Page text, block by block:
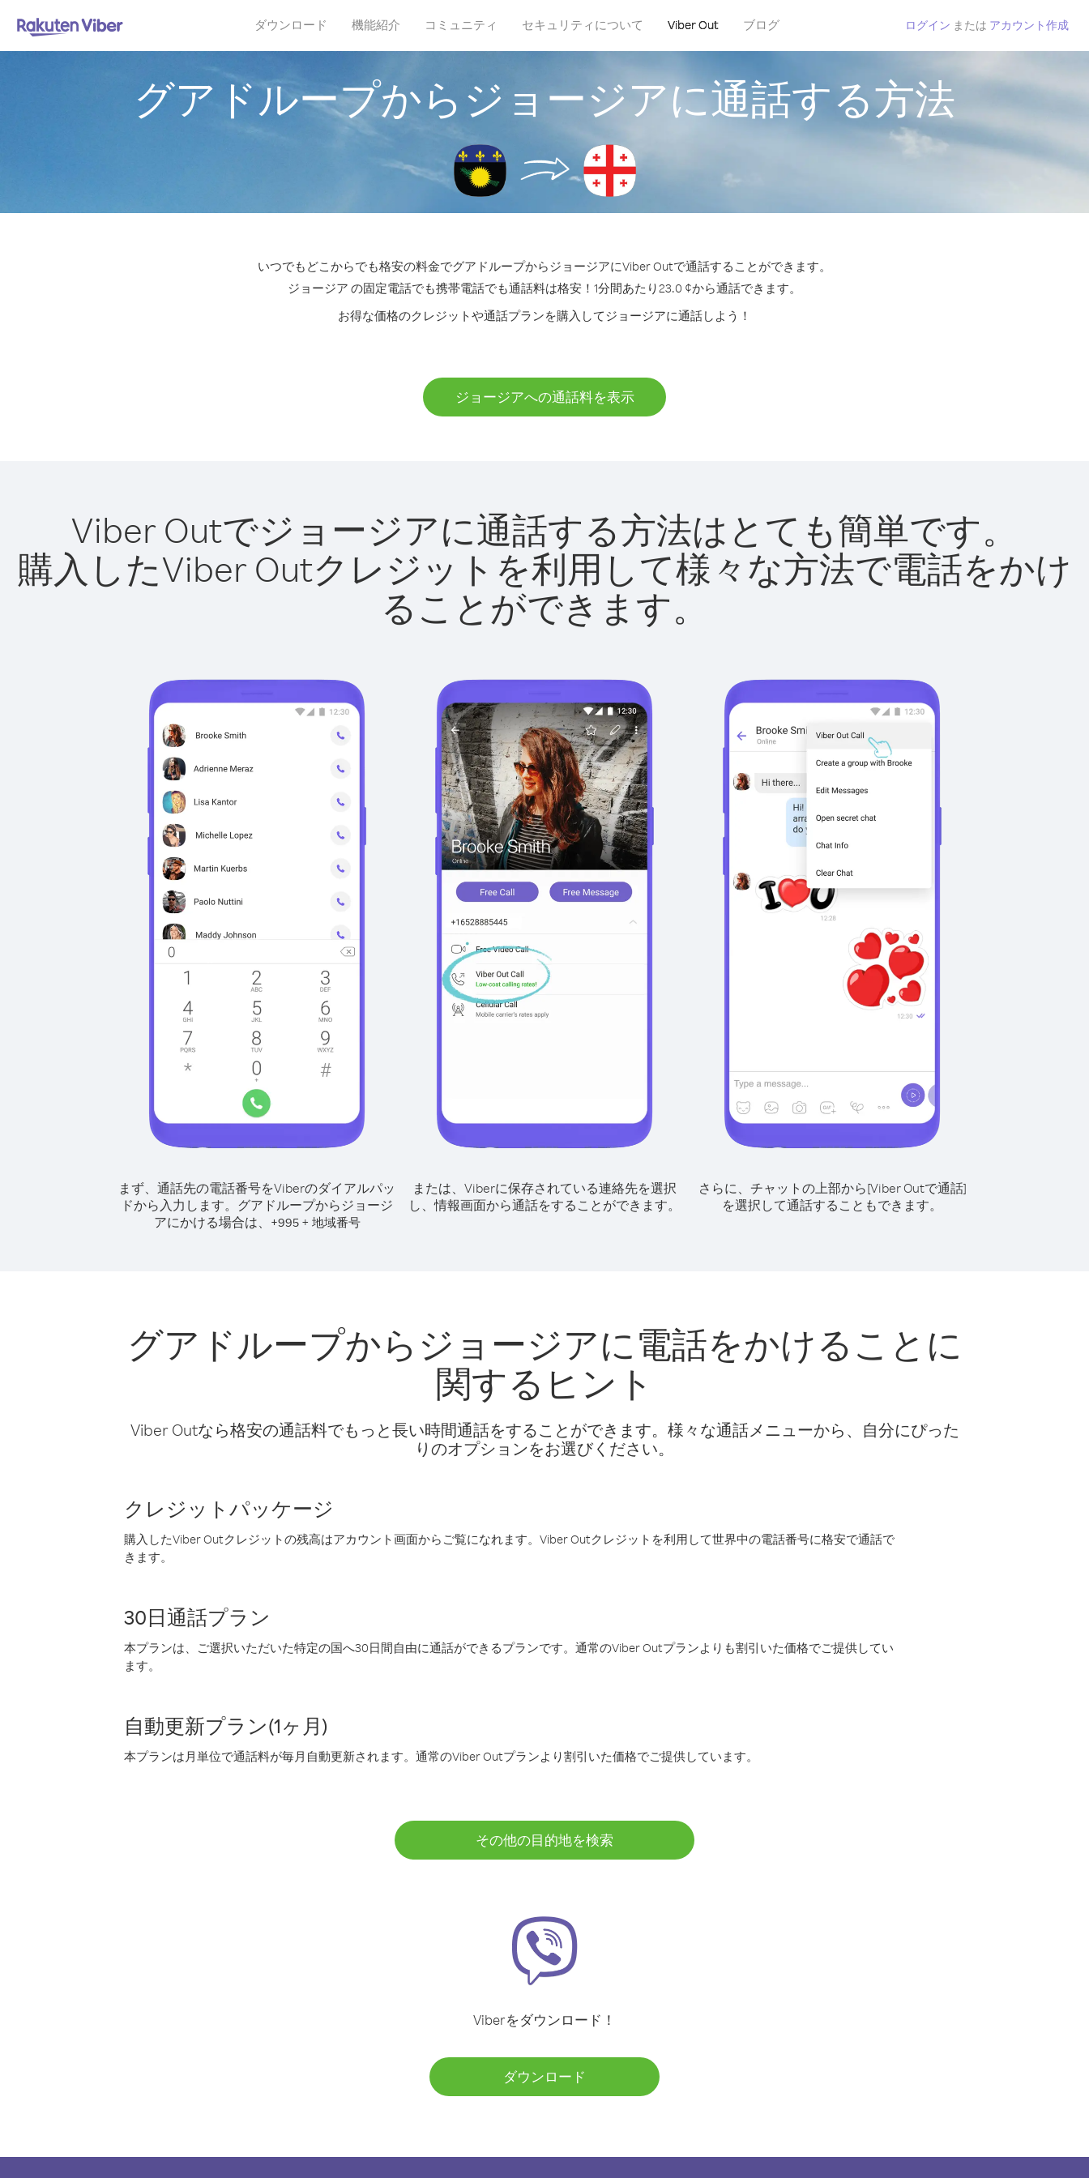
ダウンロード 機能紹介 コミュニティ セキュリティについて Viber Out ブログ ログイン または アカウント作成
グアドループからジョージアに通話する方法
いつでもどこからでも格安の料金でグアドループからジョージアにViber Outで通話することができます。
ジョージア の固定電話でも携帯電話でも通話料は格安！1分間あたり23.0 ¢から通話できます。
お得な価格のクレジットや通話プランを購入してジョージアに通話しよう！
ジョージアへの通話料を表示
Viber Outでジョージアに通話する方法はとても簡単です。
購入したViber Outクレジットを利用して様々な方法で電話をかけ
ることができます。
まず、通話先の電話番号をViberのダイアルパッ
ドから入力します。 グアドループからジョージ
アにかける場合は、
+995+ 地域番号
または、Viberに保存されている連絡先を選択
し、情報画面から通話をすることができます。
さらに、チャットの上部から[Viber Outで通話]
を選択して通話することもできます。
グアドループからジョージアに電話をかけることに
関するヒント
Viber Outなら格安の通話料でもっと長い時間通話をすることができます。様々な通話メニューから、自分にぴった
りのオプションをお選びください。
クレジットパッケージ
購入したViber Outクレジットの残高はアカウント画面からご覧になれます。Viber Outクレジットを利用して世界中の電話番号に格安で通話で
きます。
30日通話プラン
本プランは、ご選択いただいた特定の国へ30日間自由に通話ができるプランです。通常のViber Outプランよりも割引いた価格でご提供してい
ます。
自動更新プラン(1ヶ月)
本プランは月単位で通話料が毎月自動更新されます。通常のViber Outプランより割引いた価格でご提供しています。
その他の目的地を検索
Viberをダウンロード！
ダウンロード